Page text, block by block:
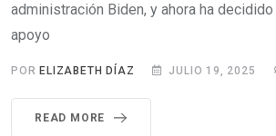
administración Biden, y ahora ha
apoyo
POR ELIZABETH DÍAZ JULIO 19, 2025
READ MORE